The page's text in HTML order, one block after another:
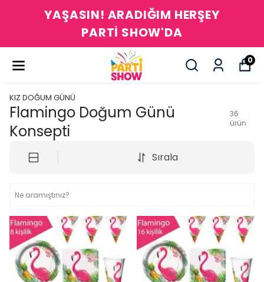
YAŞASIN! ARADIĞIM HERŞEY
PARTİ SHOW'DA
0
KIZ DOĞUM GÜNÜ
Flamingo Doğum Günü
Konsepti
36
ürün
Sırala